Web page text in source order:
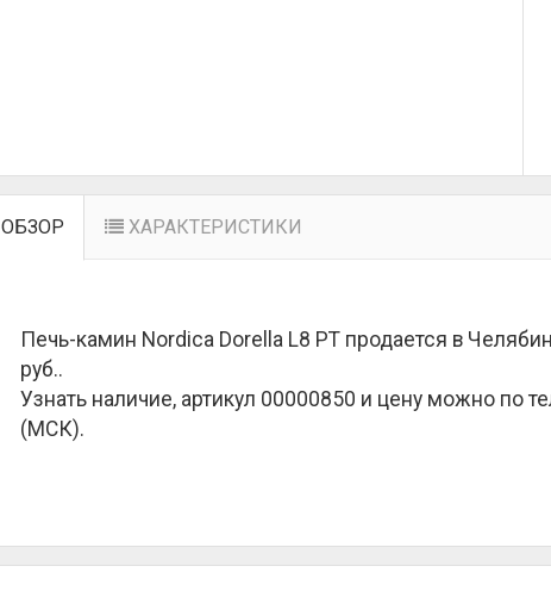
ОБЗОР ХАРАКТЕРИСТИКИ
Печь-камин Nordica Dorella L8 PT продается в
руб..
Узнать наличие, артикул 00000850 и цену можно по
(МСК).